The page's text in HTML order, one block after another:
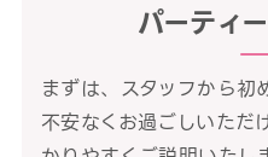
パーティ
まずは、スタッフから初
不安なくお過ごしいただ